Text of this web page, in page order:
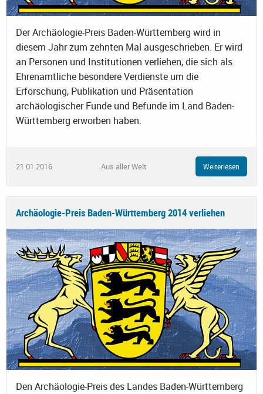
Der Archäologie-Preis Baden-Württemberg wird in
diesem Jahr zum zehnten Mal ausgeschrieben. Er wird
an Personen und Institutionen verliehen, die sich als
Ehrenamtliche besondere Verdienste um die
Erforschung, Publikation und Präsentation
archäologischer Funde und Befunde im Land Baden-
Württemberg erworben haben.
21.01.2016 Aus aller Welt Weiterlesen
Archäologie-Preis Baden-Württemberg 2014 verliehen
Den Archäologie-Preis des Landes Baden-Württemberg